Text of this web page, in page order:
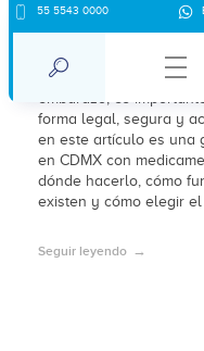
55 5543 0000
¿Cómo puedo
Si estás en la Ciudad
embarazo, es
forma legal, segura y
en este artículo es una
en CDMX con
dónde hacerlo, cómo
existen y cómo elegir
Seguir leyendo